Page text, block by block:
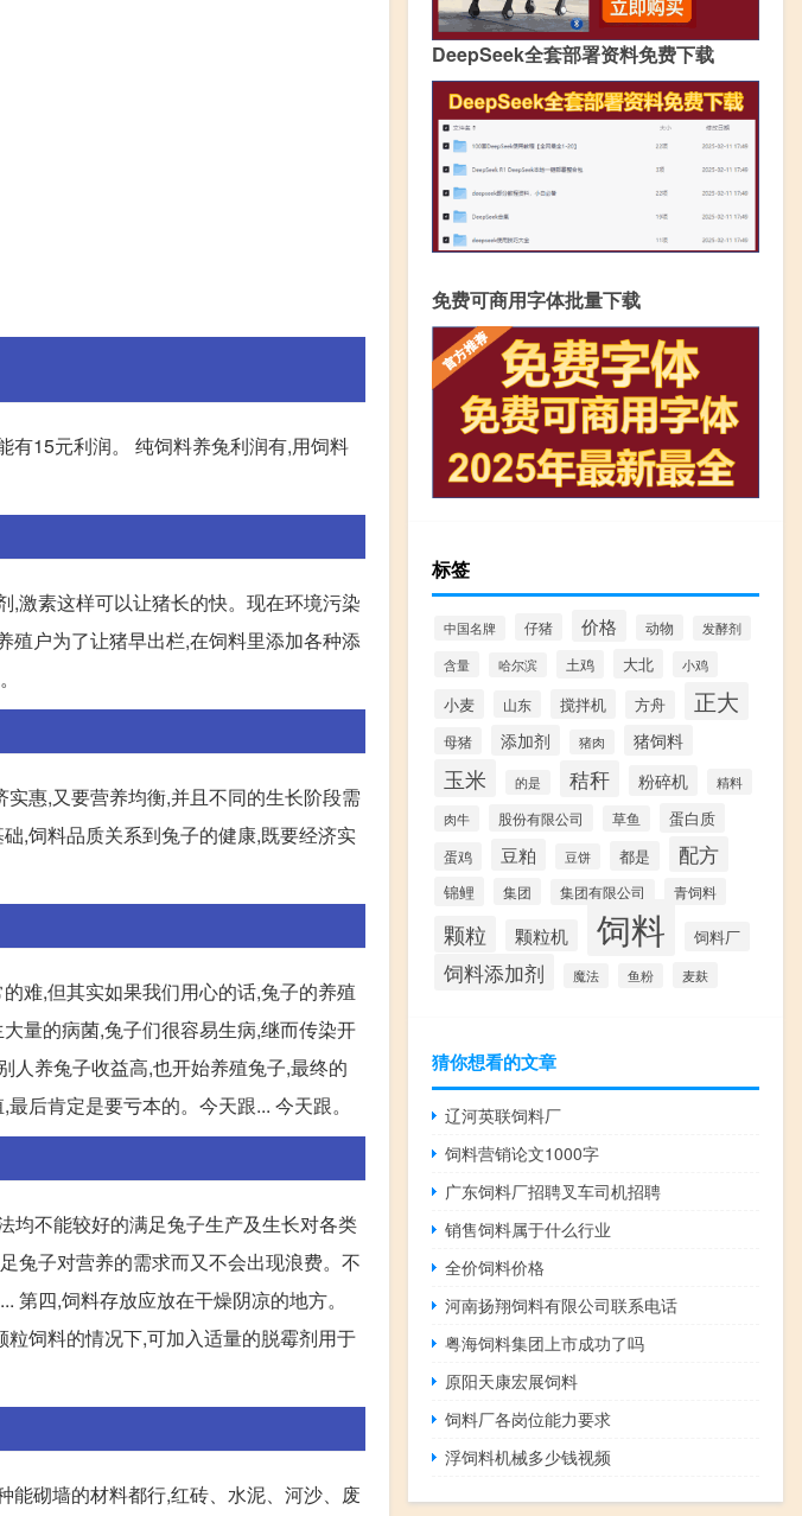
有15元利润。 纯饲料养兔利润有,用饲料
,激素这样可以让猪长的快。现在环境污染
殖户为了让猪早出栏,在饲料里添加各种添
惠,又要营养均衡,并且不同的生长阶段需
,饲料品质关系到兔子的健康,既要经济实
难,但其实如果我们用心的话,兔子的养殖
量的病菌,兔子们很容易生病,继而传染开
人养兔子收益高,也开始养殖兔子,最终的
后肯定是要亏本的。今天跟... 今天跟。
均不能较好的满足兔子生产及生长对各类
兔子对营养的需求而又不会出现浪费。不
四,饲料存放应放在干燥阴凉的地方。
饲料的情况下,可加入适量的脱霉剂用于
能砌墙的材料都行,红砖、水泥、河沙、废
DeepSeek全套部署资料免费下载
免费可商用字体批量下载
标签
中国名牌 仔猪 价格 动物 发酵剂
含量 哈尔滨 土鸡 大北 小鸡
小麦 山东 搅拌机 方舟 正大
母猪 添加剂 猪肉 猪饲料
玉米 的是 秸秆 粉碎机
精料
肉牛
股份有限公司 草鱼 蛋白质
蛋鸡 豆粕 豆饼 都是 配方
锦鲤 集团 集团有限公司 青饲料
颗粒 颗粒机 饲料 饲料厂
饲料添加剂 魔法 鱼粉 麦麸
猜你想看的文章
辽河英联饲料厂
饲料营销论文1000字
广东饲料厂招聘叉车司机招聘
销售饲料属于什么行业
全价饲料价格
河南扬翔饲料有限公司联系电话
粤海饲料集团上市成功了吗
原阳天康宏展饲料
饲料厂各岗位能力要求
浮饲料机械多少钱视频